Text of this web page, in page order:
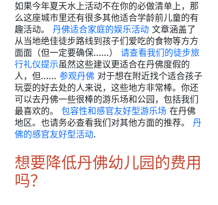
如果今年夏天水上活动不在你的必做清单上，那
么这座城市里还有很多其他适合学龄前儿童的有
趣活动。 丹佛适合家庭的娱乐活动 文章涵盖了
从当地绝佳徒步路线到孩子们爱吃的食物等方方
面面（但一定要确保……） 请查看我们的徒步旅
行礼仪提示虽然这些建议更适合在丹佛度假的
人，但…… 参观丹佛 对于想在附近找个适合孩子
玩耍的好去处的人来说，这些地方非常棒。你还
可以去丹佛一些很棒的游乐场和公园，包括我们
最喜欢的。
包容性和感官友好型游乐场 在丹佛
地区。也请务必查看我们对其他方面的推荐。 丹
佛的感官友好型活动.
想要降低丹佛幼儿园的费用
吗？